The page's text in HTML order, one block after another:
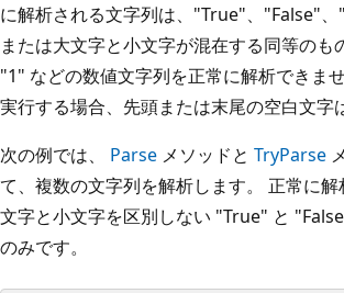
に解析される文字列は、"True"、"False"
または大文字と小文字が混在する同等の
"1" などの数値文字列を正常に解析できま
実行する場合、先頭または末尾の空白文字
次の例では、 Parse メソッドと TryParse
て、複数の文字列を解析します。 正常に
文字と小文字を区別しない "True" と
のみです。